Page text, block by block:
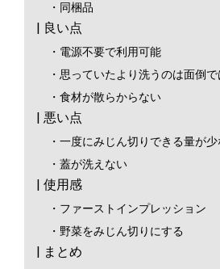
・同梱品
| 良い点
・電源不要で利用可能
・思っていたより洗うのは面倒
・食材が散らからない
| 悪い点
・一度にみじん切りできる量が
・蓋が洗えない
| 使用感
・ファーストインプレッション
・野菜をみじん切りにする
| まとめ